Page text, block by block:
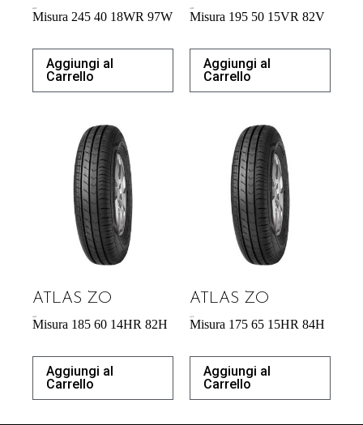
Misura 245 40 18WR 97W
Aggiungi al
Carrello
Misura 195 50 15VR 82V
Aggiungi al
Carrello
ATLAS ZO
Misura 185 60 14HR 82H
Aggiungi al
Carrello
ATLAS ZO
Misura 175 65 15HR 84H
Aggiungi al
Carrello